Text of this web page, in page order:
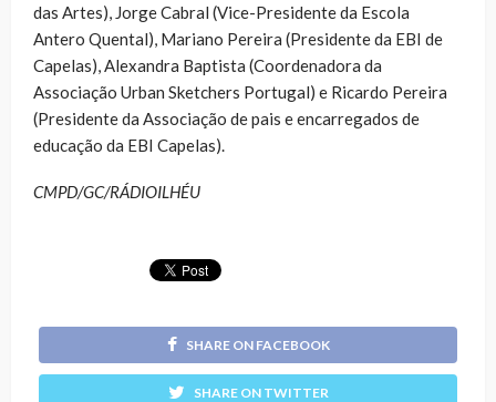
das Artes), Jorge Cabral (Vice-Presidente da Escola
Antero Quental), Mariano Pereira (Presidente da EBI de
Capelas), Alexandra Baptista (Coordenadora da
Associação Urban Sketchers Portugal) e Ricardo Pereira
(Presidente da Associação de pais e encarregados de
educação da EBI Capelas).
CMPD/GC/RÁDIOILHÉU
SHARE ON FACEBOOK
SHARE ON TWITTER